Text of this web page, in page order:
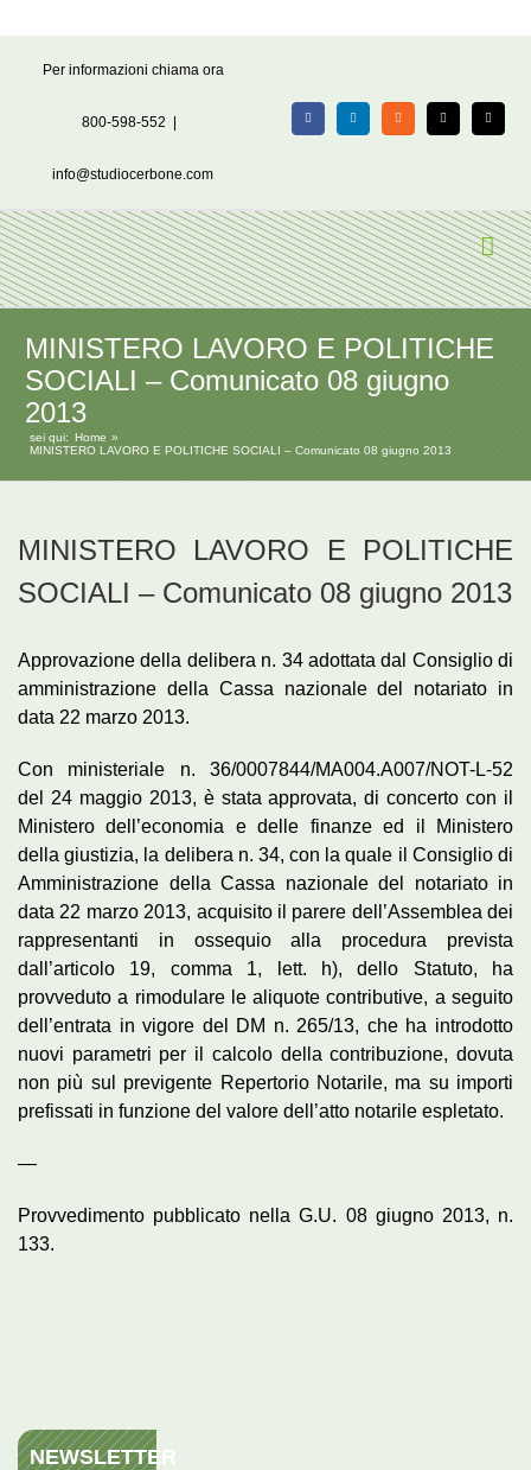
Per informazioni chiama ora
800-598-552
info@studiocerbone.com
FacebookLinkedIn Rss X Email
MINISTERO LAVORO E POLITICHE
SOCIALI – Comunicato 08 giugno
2013
sei qui:
Home
MINISTERO LAVORO E POLITICHE SOCIALI – Comunicato 08 giugno 2013
MINISTERO LAVORO E POLITICHE
SOCIALI – Comunicato 08 giugno 2013
Approvazione della delibera n. 34 adottata dal Consiglio di
amministrazione della Cassa nazionale del notariato in
data 22 marzo 2013.
Con ministeriale n. 36/0007844/MA004.A007/NOT-L-52
del 24 maggio 2013, è stata approvata, di concerto con il
Ministero dell’economia e delle finanze ed il Ministero
della giustizia, la delibera n. 34, con la quale il Consiglio di
Amministrazione della Cassa nazionale del notariato in
data 22 marzo 2013, acquisito il parere dell’Assemblea dei
rappresentanti in ossequio alla procedura prevista
dall’articolo 19, comma 1, lett. h), dello Statuto, ha
provveduto a rimodulare le aliquote contributive, a seguito
dell’entrata in vigore del DM n. 265/13, che ha introdotto
nuovi parametri per il calcolo della contribuzione, dovuta
non più sul previgente Repertorio Notarile, ma su importi
prefissati in funzione del valore dell’atto notarile espletato.
—
Provvedimento pubblicato nella G.U. 08 giugno 2013, n.
133.
NEWSLETTER